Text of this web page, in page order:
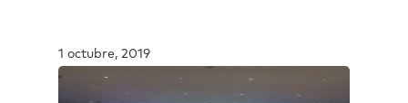
1 octubre, 2019